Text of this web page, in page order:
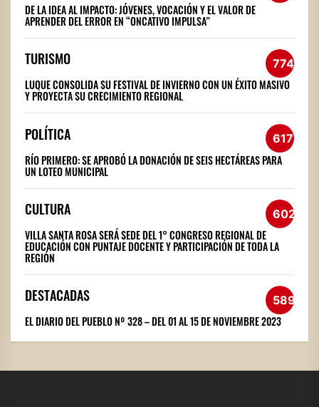
DE LA IDEA AL IMPACTO: JÓVENES, VOCACIÓN Y EL VALOR DE
APRENDER DEL ERROR EN “ONCATIVO IMPULSA”
TURISMO 774
LUQUE CONSOLIDA SU FESTIVAL DE INVIERNO CON UN ÉXITO MASIVO
Y PROYECTA SU CRECIMIENTO REGIONAL
POLÍTICA 617
RÍO PRIMERO: SE APROBÓ LA DONACIÓN DE SEIS HECTÁREAS PARA
UN LOTEO MUNICIPAL
CULTURA 602
VILLA SANTA ROSA SERÁ SEDE DEL 1° CONGRESO REGIONAL DE
EDUCACIÓN CON PUNTAJE DOCENTE Y PARTICIPACIÓN DE TODA LA
REGIÓN
DESTACADAS 589
EL DIARIO DEL PUEBLO Nº 328 – DEL 01 AL 15 DE NOVIEMBRE 2023